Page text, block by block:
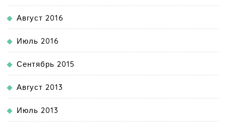
Август 2016
Июль 2016
Сентябрь 2015
Август 2013
Июль 2013